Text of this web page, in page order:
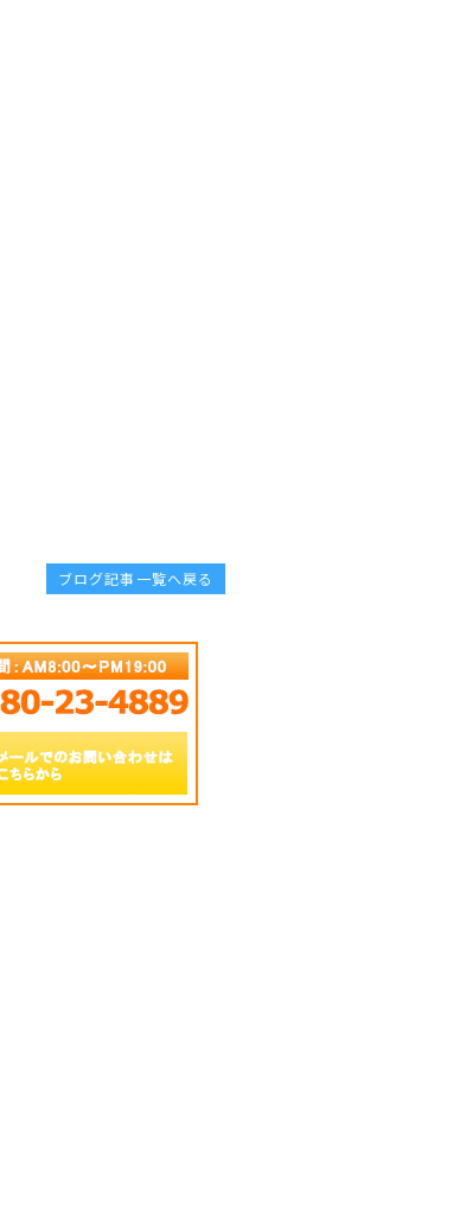
ブログ記事一覧へ戻る